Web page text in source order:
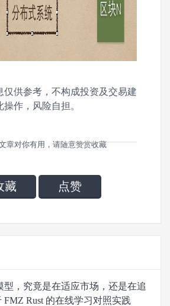
仅供参考，不构成投资及交易建
作，风险自担。
章对你有用，请随意赞赏收藏
藏 点赞
型，究竟是在适应市场，还是在追
Rust 的在线学习对照实践